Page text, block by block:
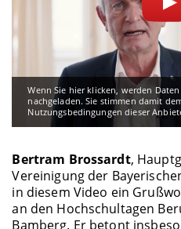
Bildungswege
2015, Mottweiler &
Erosionstendenzen am
Ausbildungssystems
(Euler 2014), dass junge
Schule entweder direkt
oder im Anschluss an
akademischen Weg
zunehmend im
Zusammenhang stellt
Typus von Fachkräften
Betriebe sowie
Wenn Sie hier klicken, werden
nachgeladen. Sie stimmen damit
Nutzungsbedingungen dieser
Bertram Brossardt,
Vereinigung der
in diesem Video ein
an den Hochschultagen
Bamberg. Er betont